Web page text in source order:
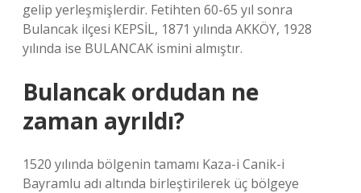
gelip yerleşmişlerdir. Fetihten 60-65 yıl sonra
Bulancak ilçesi KEPSİL, 1871 yılında AKKÖY, 1928
yılında ise BULANCAK ismini almıştır.
Bulancak ordudan ne
zaman ayrıldı?
1520 yılında bölgenin tamamı Kaza-i Canik-i
Bayramlu adı altında birleştirilerek üç bölgeye